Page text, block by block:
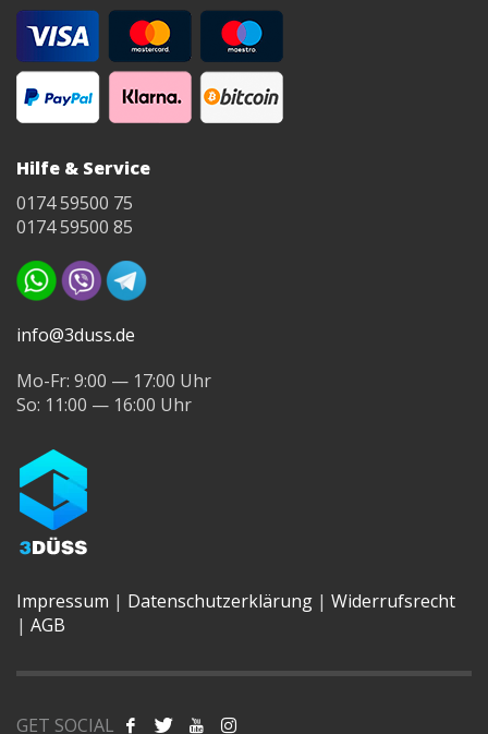
Hilfe & Service
0174 59500 75
0174 59500 85
info@3duss.de
Mo-Fr: 9:00 — 17:00 Uhr
So: 11:00 — 16:00 Uhr
Impressum | Datenschutzerklärung | Widerrufsrecht
| AGB
GET SOCIAL